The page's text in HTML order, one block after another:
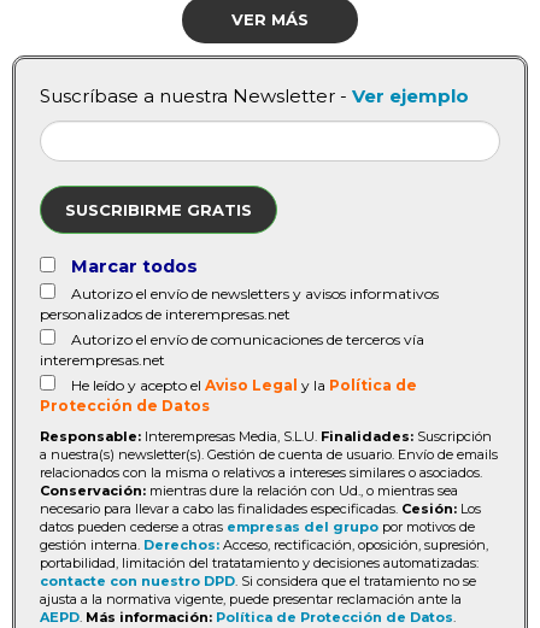
VER MÁS
Suscríbase a nuestra Newsletter - Ver ejemplo
SUSCRIBIRME GRATIS
Marcar todos
Autorizo el envío de newsletters y avisos informativos
personalizados de interempresas.net
Autorizo el envío de comunicaciones de terceros vía
interempresas.net
He leído y acepto el Aviso Legal y la Política de
Protección de Datos
Responsable: Interempresas Media, S.L.U. Finalidades: Suscripción
a nuestra(s) newsletter(s). Gestión de cuenta de usuario. Envío de emails
relacionados con la misma o relativos a intereses similares o asociados.
Conservación: mientras dure la relación con Ud., o mientras sea
necesario para llevar a cabo las finalidades especificadas. Cesión: Los
datos pueden cederse a otras empresas del grupo por motivos de
gestión interna. Derechos: Acceso, rectificación, oposición, supresión,
portabilidad, limitación del tratatamiento y decisiones automatizadas:
contacte con nuestro DPD. Si considera que el tratamiento no se
ajusta a la normativa vigente, puede presentar reclamación ante la
AEPD. Más información: Política de Protección de Datos.